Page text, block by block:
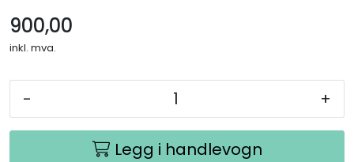
900,00
inkl. mva.
- +
Legg i handlevogn